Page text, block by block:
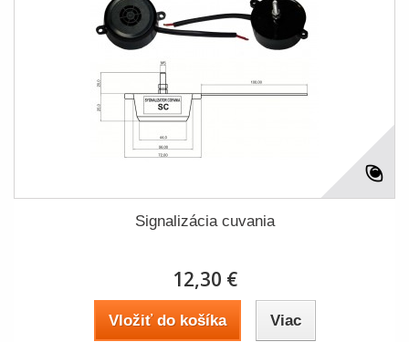
Signalizácia cuvania
12,30 €
Vložiť do košíka Viac